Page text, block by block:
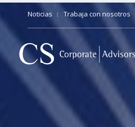
Noticias Trabaja con nosotros